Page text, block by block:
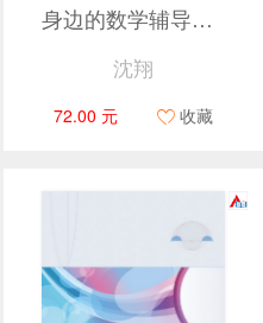
身边的数学辅导员——用GeoGebra解决函数与方程问题
沈翔
72.00 元 收藏